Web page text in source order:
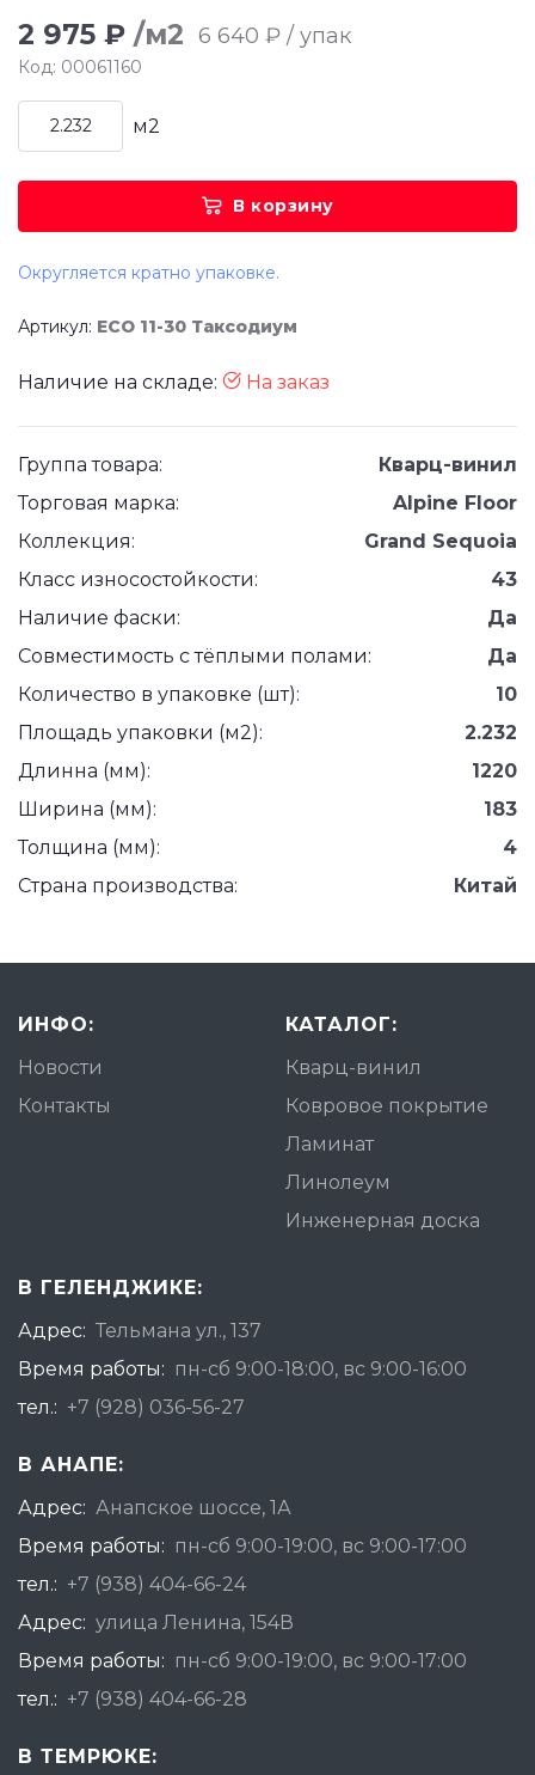
2 975 ₽ /м2 6 640 ₽ / упак
Код: 00061160
м2
В корзину
Округляется кратно упаковке.
Артикул: ЕСО 11-30 Таксодиум
Наличие на складе: На заказ
Группа товара:
Кварц-винил
Торговая марка:
Alpine Floor
Коллекция:
Grand Sequoia
Класс износостойкости:
43
Наличие фаски:
Да
Совместимость с тёплыми полами:
Да
Количество в упаковке (шт):
10
Площадь упаковки (м2):
2.232
Длинна (мм):
1220
Ширина (мм):
183
Толщина (мм):
4
Страна производства:
Китай
ИНФО:
Новости
Контакты
КАТАЛОГ:
Кварц-винил
Ковровое покрытие
Ламинат
Линолеум
Инженерная доска
В ГЕЛЕНДЖИКЕ:
Адрес: Тельмана ул., 137
Время работы: пн-сб 9:00-18:00, вс 9:00-16:00
тел.: +7 (928) 036-56-27
В АНАПЕ:
Адрес: Анапское шоссе, 1А
Время работы: пн-сб 9:00-19:00, вс 9:00-17:00
тел.: +7 (938) 404-66-24
Адрес: улица Ленина, 154В
Время работы: пн-сб 9:00-19:00, вс 9:00-17:00
тел.: +7 (938) 404-66-28
В ТЕМРЮКЕ: